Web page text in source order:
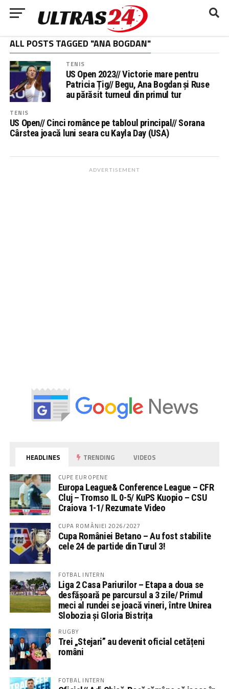
ALL POSTS TAGGED "ANA BOGDAN"
TENIS
US Open 2023// Victorie mare pentru
Patricia Țig// Begu, Ana Bogdan și Ruse
au părăsit turneul din primul tur
TENIS
US Open// Cinci românce pe tabloul principal// Sorana
Cârstea joacă luni seara cu Kayla Day (USA)
ADVERTISEMENT
HEADLINES TRENDING VIDEOS
CUPE EUROPENE
Europa League& Conference League – CFR
Cluj – Tromso IL 0-5/ KuPS Kuopio – CSU
Craiova 1-1/ Rezumate Video
CUPA ROMÂNIEI 2026/2027
Cupa României Betano – Au fost stabilite
cele 24 de partide din Turul 3!
FOTBAL INTERN
Liga 2 Casa Pariurilor – Etapa a doua se
desfășoară pe parcursul a 3 zile/ Primul
meci al rundei se joacă vineri, între Unirea
Slobozia și Gloria Bistrița
RUGBY
Trei „Stejari” au devenit oficial cetățeni
români
FOTBAL INTERN